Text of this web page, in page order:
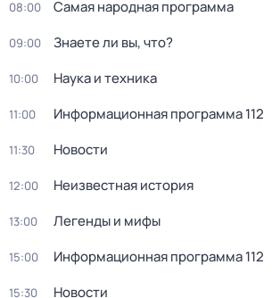
08:00 Самая народная программа
09:00 Знаете ли вы, что?
10:00 Наука и техника
11:00 Информационная программа 112
11:30 Новости
12:00 Неизвестная история
13:00 Легенды и мифы
15:00 Информационная программа 112
15:30 Новости